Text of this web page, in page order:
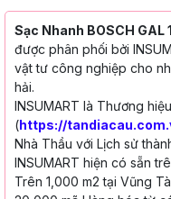
Sạc Nhanh BOSCH
được phân phối bởi
vật tư công nghiệp cho
hải.
INSUMART là Thương
(https://
Nhà Thầu với Lịch sử
INSUMART hiện có sẵn
Trên 1,000 m2 tại Vũng